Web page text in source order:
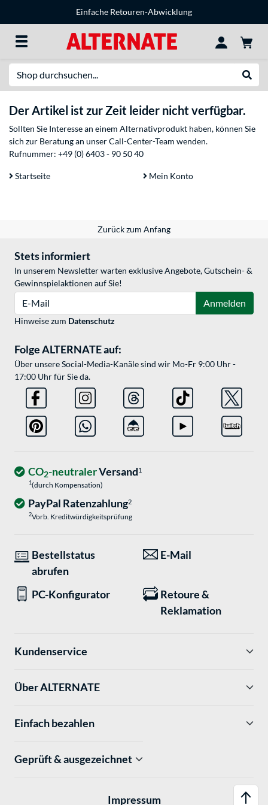
Einfache Retouren-Abwicklung
Der Artikel ist zur Zeit leider nicht verfügbar.
Sollten Sie Interesse an einem Alternativprodukt haben, können Sie
sich zur Beratung an unser Call-Center-Team wenden.
Rufnummer: +49 (0) 6403 - 90 50 40
Startseite Mein Konto
Zurück zum Anfang
Stets informiert
In unserem Newsletter warten exklusive Angebote, Gutschein- &
Gewinnspielaktionen auf Sie!
Anmelden
Hinweise zum Datenschutz
Folge ALTERNATE auf:
Über unsere Social-Media-Kanäle sind wir Mo-Fr 9:00 Uhr -
17:00 Uhr für Sie da.
CO2-neutralerVersand1
1(durch Kompensation)
PayPal Ratenzahlung2
2Vorb. Kreditwürdigkeitsprüfung
Bestellstatus
abrufen
E-Mail
PC-Konfigurator
Retoure &
Reklamation
Kundenservice
Über ALTERNATE
Einfach bezahlen
Geprüft & ausgezeichnet
Impressum